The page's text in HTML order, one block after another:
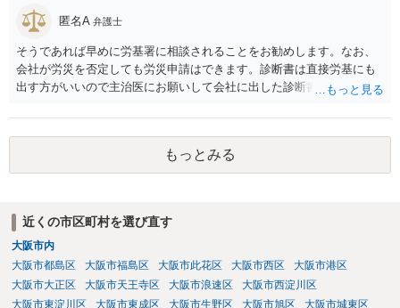
（慰謝料）を請求する選択肢がありえます（ただし、金額は多額にな
らない可能性があります。）。
匿名A 弁護士
そうであれば早めに労基署に相談されることをお勧めします。なお、
会社が労災を否定しても労災申請はできます。診断書は直接労基にも
出す方がいいので主治医にお願いして会社に出した診断書の写しをも
もっとみる
近くの市区町村を選び直す
大阪市内
大阪市都島区
大阪市福島区 大阪市此花区 大阪市西区
大阪市港区
大阪市大正区
大阪市天王寺区 大阪市浪速区
大阪市西淀川区
大阪市東淀川区
大阪市東成区 大阪市生野区 大阪市旭区
大阪市城東区